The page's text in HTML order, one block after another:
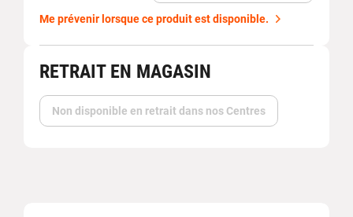
Me prévenir lorsque ce produit est disponible.
RETRAIT EN MAGASIN
Non disponible en retrait dans nos Centres